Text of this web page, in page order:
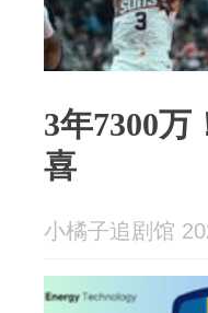
3年7300
喜
小橘子追剧馆